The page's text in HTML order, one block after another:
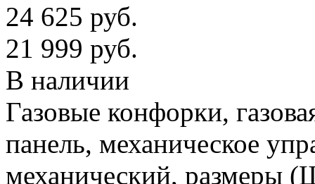
24 625 руб.
21 999 руб.
В наличии
Газовые конфорки,
панель, механическое
механический, размеры